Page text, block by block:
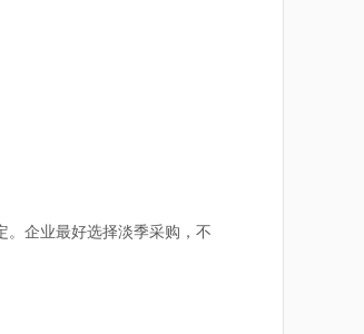
企业最好选择淡季采购，不